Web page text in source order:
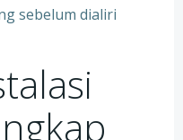
sebelum dialiri